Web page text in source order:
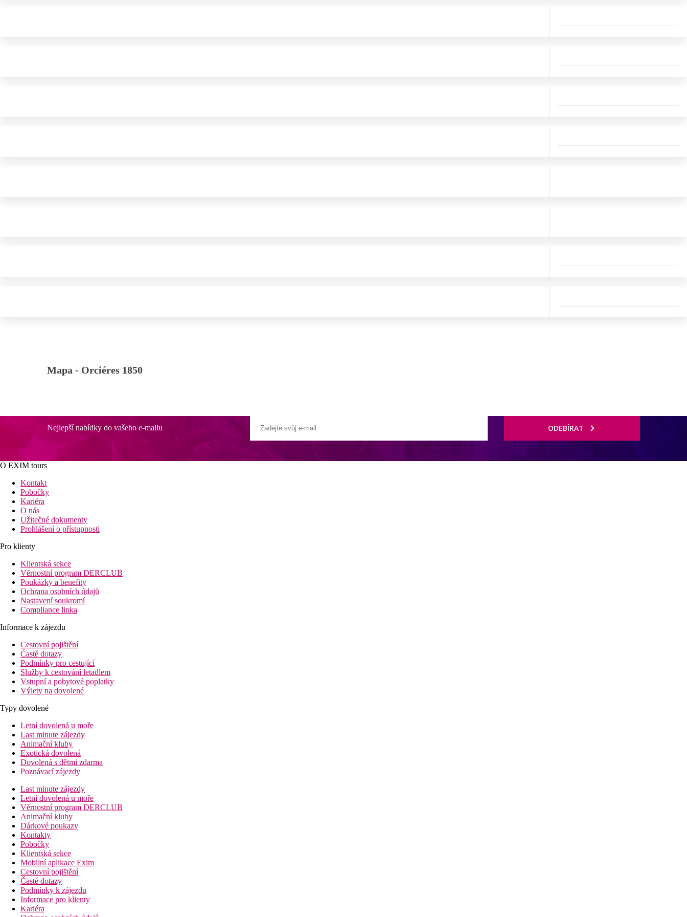
Mapa - Orciéres 1850
Nejlepší nabídky do vašeho e-mailu ODEBÍRAT
O EXIM tours
Kontakt
Pobočky
Kariéra
O nás
Užitečné dokumenty
Prohlášení o přístupnosti
Pro klienty
Klientská sekce
Věrnostní program DERCLUB
Poukázky a benefity
Ochrana osobních údajů
Nastavení soukromí
Compliance linka
Informace k zájezdu
Cestovní pojištění
Časté dotazy
Podmínky pro cestující
Služby k cestování letadlem
Vstupní a pobytové poplatky
Výlety na dovolené
Typy dovolené
Letní dovolená u moře
Last minute zájezdy
Animační kluby
Exotická dovolená
Dovolená s dětmi zdarma
Poznávací zájezdy
Last minute zájezdy
Letní dovolená u moře
Věrnostní program DERCLUB
Animační kluby
Dárkové poukazy
Kontakty
Pobočky
Klientská sekce
Mobilní aplikace Exim
Cestovní pojištění
Časté dotazy
Podmínky k zájezdu
Informace pro klienty
Kariéra